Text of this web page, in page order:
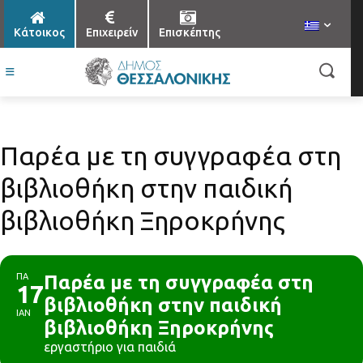
Κάτοικος Επιχειρείν Επισκέπτης
Παρέα με τη συγγραφέα στη
βιβλιοθήκη στην παιδική
βιβλιοθήκη Ξηροκρήνης
ΠΑ
17
ΙΑΝ
Παρέα με τη συγγραφέα στη
βιβλιοθήκη στην παιδική
βιβλιοθήκη Ξηροκρήνης
εργαστήριο για παιδιά